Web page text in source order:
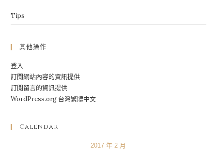
Tips
其他操作
登入
訂閱網站內容的資訊提供
訂閱留言的資訊提供
WordPress.org 台灣繁體中文
Calendar
2017 年 2 月